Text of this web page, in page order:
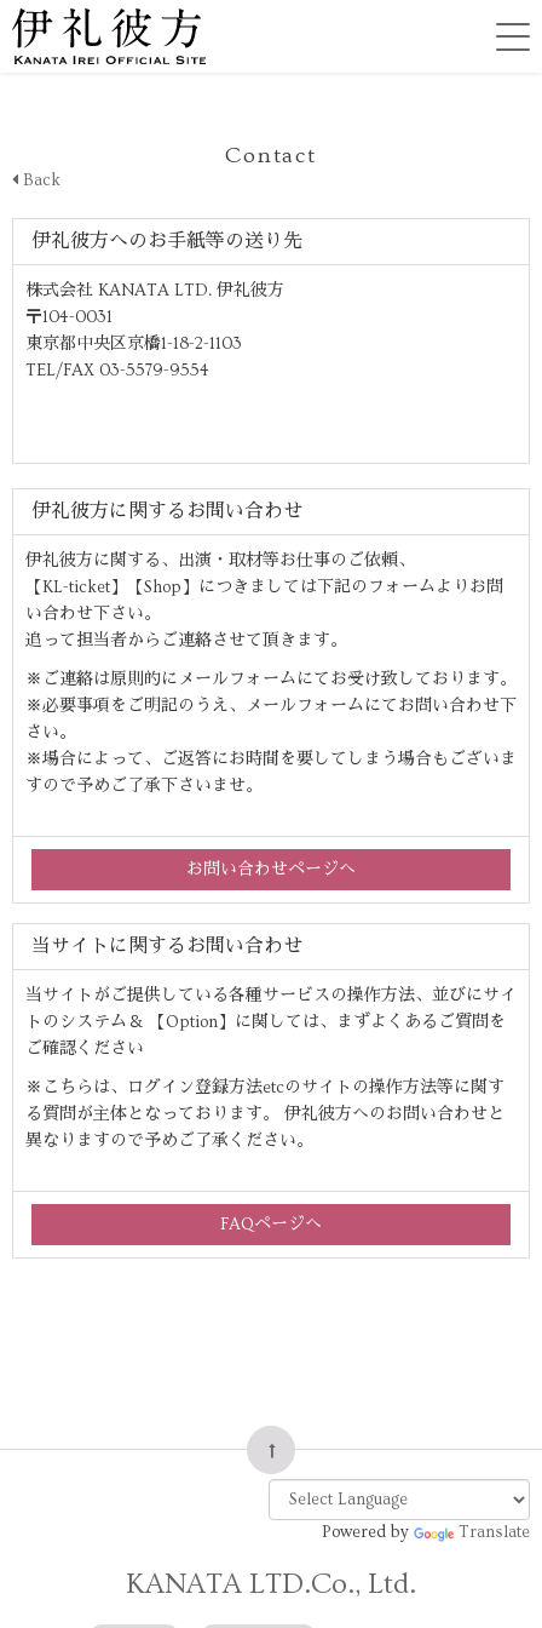
Contact
Back
伊礼彼方へのお手紙等の送り先
株式会社 KANATA LTD. 伊礼彼方
〒104-0031
東京都中央区京橋1-18-2-1103
TEL/FAX 03-5579-9554
伊礼彼方に関するお問い合わせ
伊礼彼方に関する、出演・取材等お仕事のご依頼、
【KL-ticket】【Shop】につきましては下記のフォームよりお問
い合わせ下さい。
追って担当者からご連絡させて頂きます。
※ご連絡は原則的にメールフォームにてお受け致しております。
※必要事項をご明記のうえ、メールフォームにてお問い合わせ下
さい。
※場合によって、ご返答にお時間を要してしまう場合もございま
すので予めご了承下さいませ。
お問い合わせページへ
当サイトに関するお問い合わせ
当サイトがご提供している各種サービスの操作方法、並びにサイ
トのシステム＆ 【Option】に関しては、まずよくあるご質問を
ご確認ください
※こちらは、ログイン登録方法etcのサイトの操作方法等に関す
る質問が主体となっております。 伊礼彼方へのお問い合わせと
異なりますので予めご了承ください。
FAQページへ
Powered by Translate
KANATA LTD.Co., Ltd.